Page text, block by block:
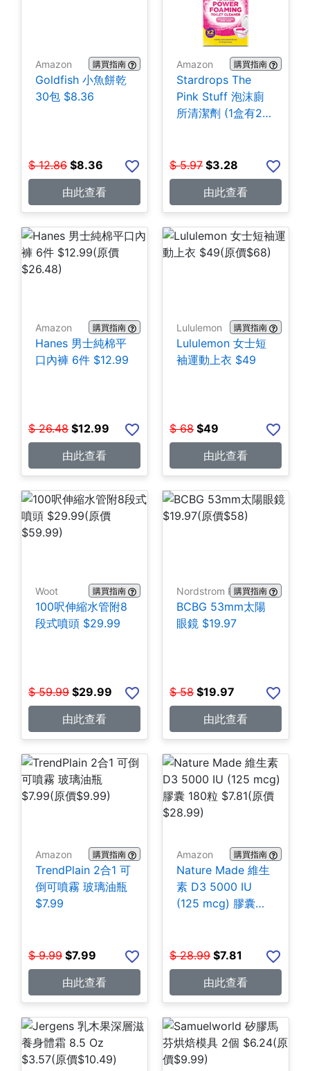
Amazon 購買指南
Goldfish 小魚餅乾
30包 $8.36
$ 12.86 $8.36
由此查看
Amazon 購買指南
Stardrops The
Pink Stuff 泡沫廁
所清潔劑 (1盒有2
$ 5.97 $3.28
由此查看
Amazon 購買指南
Hanes 男士純棉平
口內褲 6件 $12.99
$ 26.48 $12.99
由此查看
Lululemon 購買指南
Lululemon 女士短
袖運動上衣 $49
$ 68 $49
由此查看
Woot 購買指南
100呎伸縮水管附8
段式噴頭 $29.99
$ 59.99 $29.99
由此查看
Nordstrom Rack購買指南
BCBG 53mm太陽
眼鏡 $19.97
$ 58 $19.97
由此查看
Amazon 購買指南
TrendPlain 2合1 可
倒可噴霧 玻璃油瓶
$7.99
$ 9.99 $7.99
由此查看
Amazon 購買指南
Nature Made 維生
素 D3 5000 IU
(125 mcg) 膠囊
$ 28.99 $7.81
由此查看